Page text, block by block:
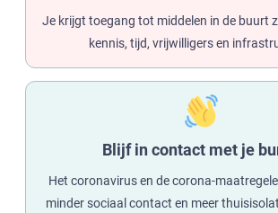
Je krijgt toegang tot middelen in de buurt
kennis, tijd, vrijwilligers en
Blijf in contact met je
Het coronavirus en de corona-
minder sociaal contact en meer